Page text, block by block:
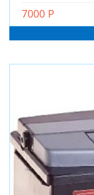
7000 Р